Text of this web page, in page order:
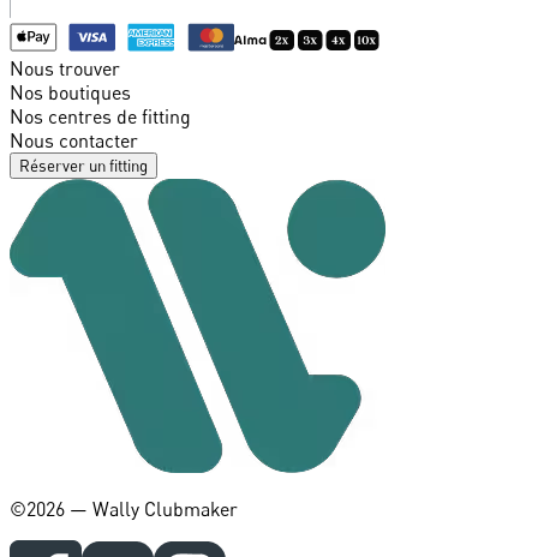
Nous trouver
Nos boutiques
Nos centres de fitting
Nous contacter
Réserver un fitting
©️2026 — Wally Clubmaker